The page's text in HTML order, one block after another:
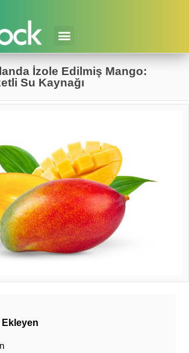
İzole Edilmiş Mango:
Su Kaynağı
Ekleyen